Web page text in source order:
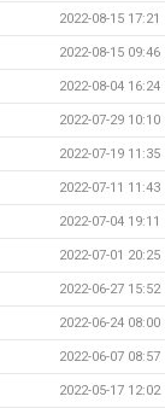
2022-08-15 17:21
2022-08-15 09:46
2022-08-04 16:24
2022-07-29 10:10
2022-07-19 11:35
2022-07-11 11:43
2022-07-04 19:11
2022-07-01 20:25
2022-06-27 15:52
2022-06-24 08:00
2022-06-07 08:57
2022-05-17 12:02